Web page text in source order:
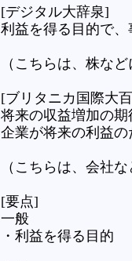
[デジタル大辞泉]
利益を得る目的で、
（こちらは、株な
[ブリタニカ国際大
将来の収益増加の期
企業が将来の利益の
（こちらは、会社
[要点]
一般
・利益を得る目的